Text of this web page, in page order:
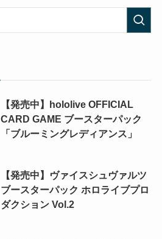
【発売中】hololive OFFICIAL
CARD GAME ブースターパック
「ブルーミングレディアンス」
【発売中】ヴァイスシュヴァルツ
ブースターパック ホロライブプロ
ダクション Vol.2